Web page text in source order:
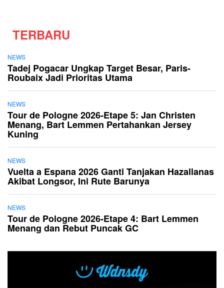
TERBARU
NEWS
Tadej Pogacar Ungkap Target Besar, Paris-
Roubaix Jadi Prioritas Utama
NEWS
Tour de Pologne 2026-Etape 5: Jan Christen
Menang, Bart Lemmen Pertahankan Jersey
Kuning
NEWS
Vuelta a Espana 2026 Ganti Tanjakan Hazallanas
Akibat Longsor, Ini Rute Barunya
NEWS
Tour de Pologne 2026-Etape 4: Bart Lemmen
Menang dan Rebut Puncak GC